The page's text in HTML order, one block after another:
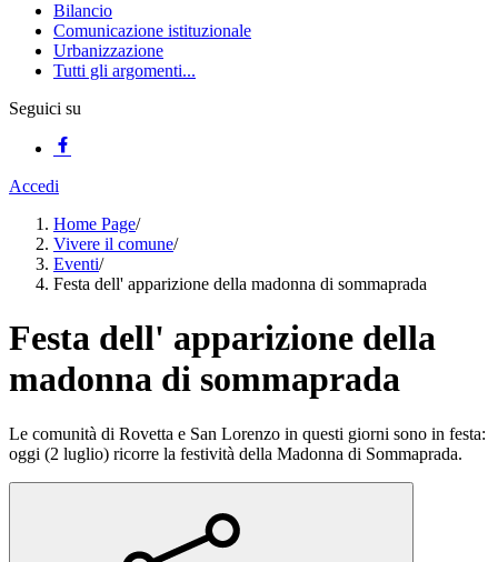
Bilancio
Comunicazione istituzionale
Urbanizzazione
Tutti gli argomenti...
Seguici su
Accedi
Home Page/
Vivere il comune/
Eventi/
Festa dell' apparizione della madonna di sommaprada
Festa dell' apparizione della
madonna di sommaprada
Le comunità di Rovetta e San Lorenzo in questi giorni sono in festa:
oggi (2 luglio) ricorre la festività della Madonna di Sommaprada.